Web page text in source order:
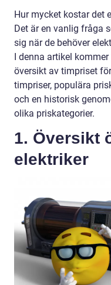
Hur mycket kostar det
Det är en vanlig fråga
sig när de behöver
I denna artikel
översikt av timpriset
timpriser, populära
och en historisk
olika priskategorier.
1. Översikt
elektriker